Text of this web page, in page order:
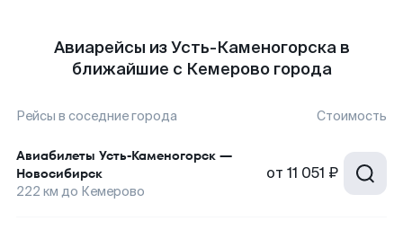
Авиарейсы из Усть-Каменогорска в
ближайшие с Кемерово города
Рейсы в соседние города Стоимость
Авиабилеты Усть-Каменогорск —
Новосибирск
222 км до Кемерово
от 11 051 ₽